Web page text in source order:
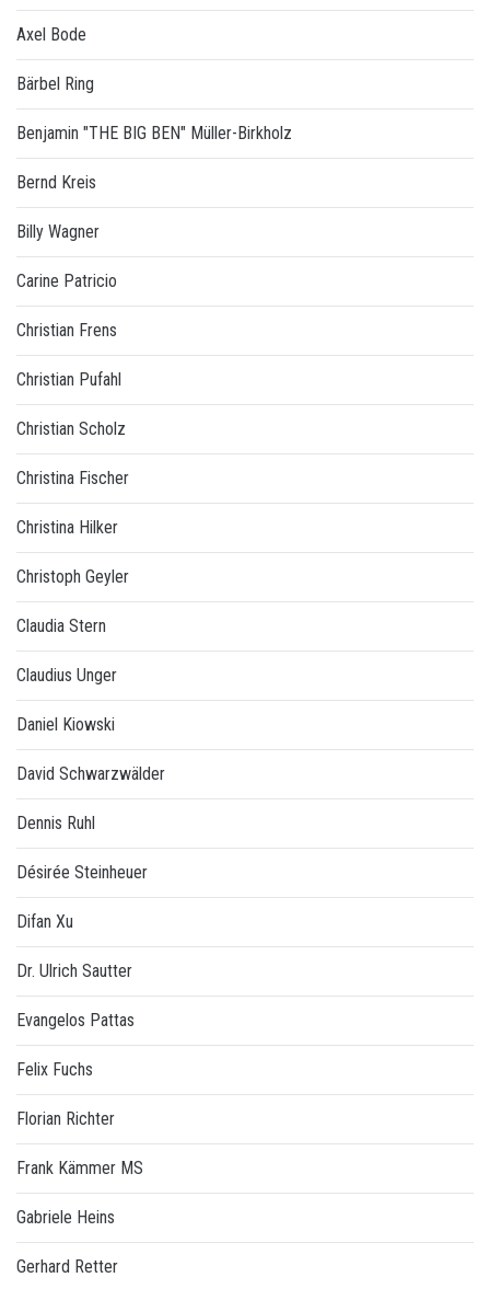
Axel Bode
Bärbel Ring
Benjamin "THE BIG BEN" Müller-Birkholz
Bernd Kreis
Billy Wagner
Carine Patricio
Christian Frens
Christian Pufahl
Christian Scholz
Christina Fischer
Christina Hilker
Christoph Geyler
Claudia Stern
Claudius Unger
Daniel Kiowski
David Schwarzwälder
Dennis Ruhl
Désirée Steinheuer
Difan Xu
Dr. Ulrich Sautter
Evangelos Pattas
Felix Fuchs
Florian Richter
Frank Kämmer MS
Gabriele Heins
Gerhard Retter